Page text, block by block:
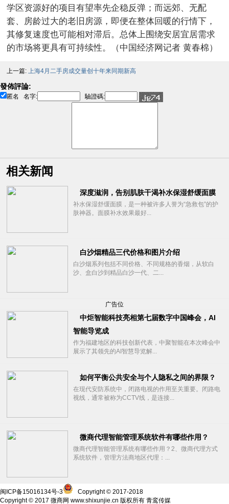
学区资源好的项目有望率先企稳反弹；而远郊、无配
套、房龄过大的老旧房源，即便在整体回暖的行情下，
其修复速度也可能相对滞后。总体上围绕安居宜居需求
的市场将更具有可持续性。（中国经济网记者 黄春棉）
上一篇: 上海4月二手房成交量创十年来同期新高
發佈評論:
匿名 名字: 驗證碼:
相关新闻
深度滋润，告别肌肤干渴补水保湿舒缓面膜
补水保湿舒缓面膜，是一种被许多人誉为“急救包”的护
肤神器。面膜补水效果最好...
白沙烟精品三代价格和图片介绍
白沙烟系列包括不同价格、不同规格的香烟，从软白
沙、盒白沙到精品白沙一代、二...
广告位
中炬智能科技亮相第七届数字中国峰会，AI
智能导览成
作为福建地区的科技创新代表，中聚智能在本次峰会中
展示了其领先的AI智慧导览解...
如何平衡公共安全与个人隐私之间的界限？
在现代安防系统中，闭路电视的作用至关重要。闭路电
视线，通常被称为CCTV线，是连接...
微商代理智能管理系统软件有哪些作用？
微商代理智能管理系统有哪些作用？2、微商代理方式
系统软件，管理方法商地区代理：...
闽ICP备15016134号-3
Copyright © 2017-2018
Copyright © 2017 微商网 www.shixunjie.cn 版权所有 青鸾传媒